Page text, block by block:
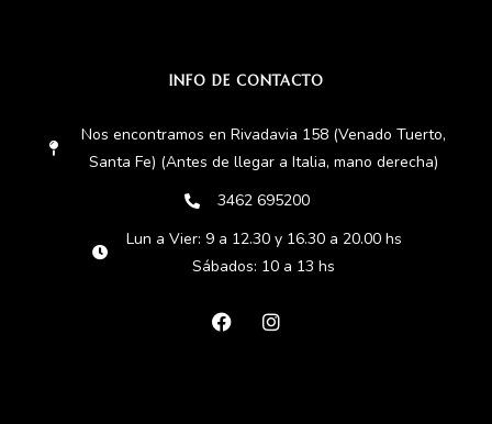
INFO DE CONTACTO
Nos encontramos en Rivadavia 158 (Venado Tuerto,
Santa Fe) (Antes de llegar a Italia, mano derecha)
3462 695200
Lun a Vier: 9 a 12.30 y 16.30 a 20.00 hs
Sábados: 10 a 13 hs